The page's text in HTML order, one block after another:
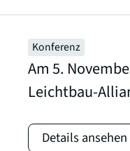
[…]
Konferenz
Am 5.
Leichtbau-
nach Ditzingen
Details ansehen